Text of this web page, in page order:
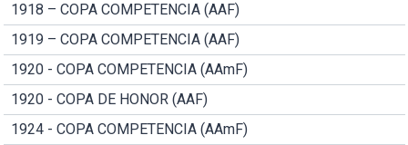
1918 – COPA COMPETENCIA (AAF)
1919 – COPA COMPETENCIA (AAF)
1920 - COPA COMPETENCIA (AAmF)
1920 - COPA DE HONOR (AAF)
1924 - COPA COMPETENCIA (AAmF)